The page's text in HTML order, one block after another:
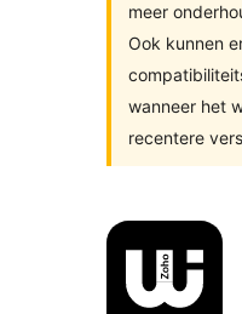
meer
Ook kunnen
wanneer het
recentere